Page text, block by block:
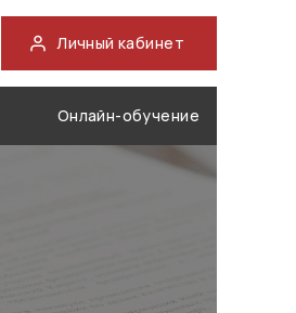
Личный кабинет
Онлайн-обучение